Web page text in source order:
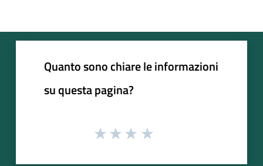
Quanto sono chiare le informazioni
su questa pagina?